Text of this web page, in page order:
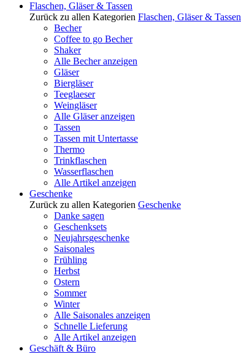
Flaschen, Gläser & Tassen
Zurück zu allen Kategorien Flaschen, Gläser & Tassen
Becher
Coffee to go Becher
Shaker
Alle Becher anzeigen
Gläser
Biergläser
Teeglaeser
Weingläser
Alle Gläser anzeigen
Tassen
Tassen mit Untertasse
Thermo
Trinkflaschen
Wasserflaschen
Alle Artikel anzeigen
Geschenke
Zurück zu allen Kategorien Geschenke
Danke sagen
Geschenksets
Neujahrsgeschenke
Saisonales
Frühling
Herbst
Ostern
Sommer
Winter
Alle Saisonales anzeigen
Schnelle Lieferung
Alle Artikel anzeigen
Geschäft & Büro